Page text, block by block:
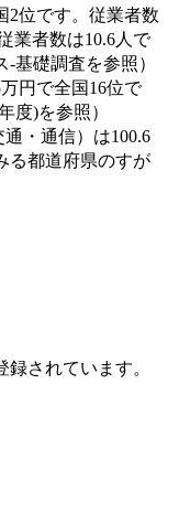
2位です。従業者数
業者数は10.6人で
基礎調査を参照）
円で全国16位で
度)を参照）
・通信）は100.6
る都道府県のすが
されています。